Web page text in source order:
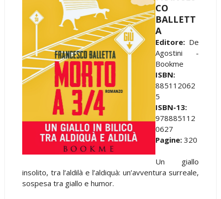
CO
BALLETT
A
Editore:De
Agostini -
Bookme
ISBN:
885112062
5
ISBN-13:
978885112
0627
Pagine:320
Un giallo
insolito, tra l’aldilà e l’aldiquà: un’avventura surreale,
sospesa tra giallo e humor.